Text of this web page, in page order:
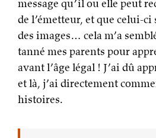
message qu’il ou elle peut
de l’émetteur, et que celui-ci
des images… cela m’a
tanné mes parents pour
avant l’âge légal ! J’ai dû
et là, j’ai directement
histoires.